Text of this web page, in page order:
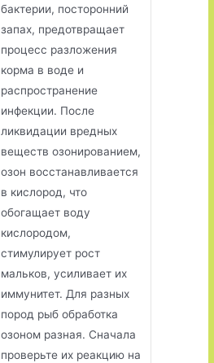
бактерии, посторонний
запах, предотвращает
процесс разложения
корма в воде и
распространение
инфекции. После
ликвидации вредных
веществ озонированием,
озон восстанавливается
в кислород, что
обогащает воду
кислородом,
стимулирует рост
мальков, усиливает их
иммунитет. Для разных
пород рыб обработка
озоном разная. Сначала
проверьте их реакцию на